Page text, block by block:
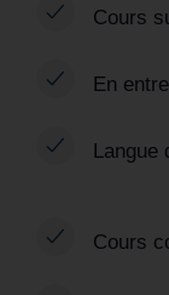
Cours
En
Langue
Cours